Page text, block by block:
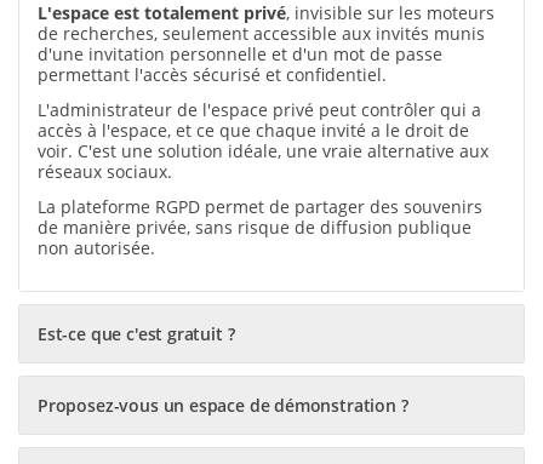
L'espace est totalement privé, invisible sur les moteurs
de recherches, seulement accessible aux invités munis
d'une invitation personnelle et d'un mot de passe
permettant l'accès sécurisé et confidentiel.
L'administrateur de l'espace privé peut contrôler qui a
accès à l'espace, et ce que chaque invité a le droit de
voir. C'est une solution idéale, une vraie alternative aux
réseaux sociaux.
La plateforme RGPD permet de partager des souvenirs
de manière privée, sans risque de diffusion publique
non autorisée.
Est-ce que c'est gratuit ?
Proposez-vous un espace de démonstration ?